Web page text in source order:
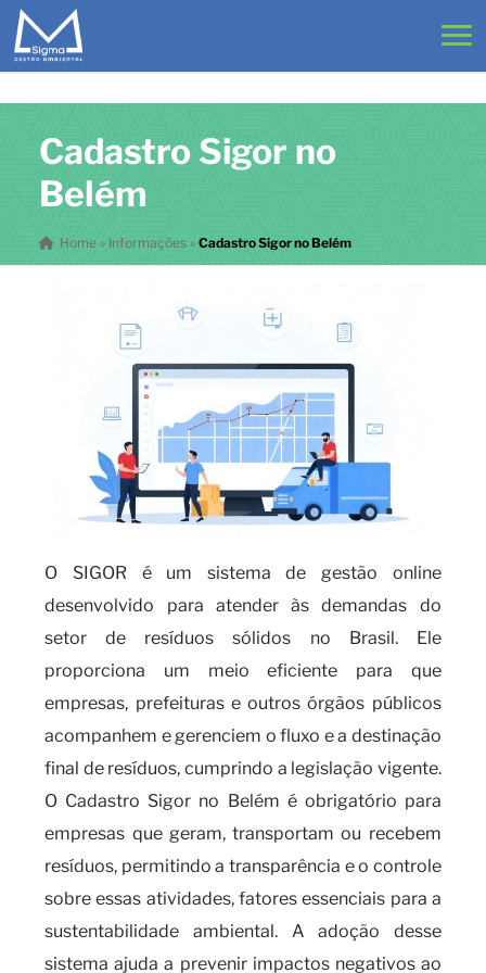
Cadastro Sigor no
Belém
Home» Informações » Cadastro Sigor no Belém
O SIGOR é um sistema de gestão online
desenvolvido para atender às demandas do
setor de resíduos sólidos no Brasil. Ele
proporciona um meio eficiente para que
empresas, prefeituras e outros órgãos públicos
acompanhem e gerenciem o fluxo e a destinação
final de resíduos, cumprindo a legislação vigente.
O Cadastro Sigor no Belém é obrigatório para
empresas que geram, transportam ou recebem
resíduos, permitindo a transparência e o controle
sobre essas atividades, fatores essenciais para a
sustentabilidade ambiental. A adoção desse
sistema ajuda a prevenir impactos negativos ao